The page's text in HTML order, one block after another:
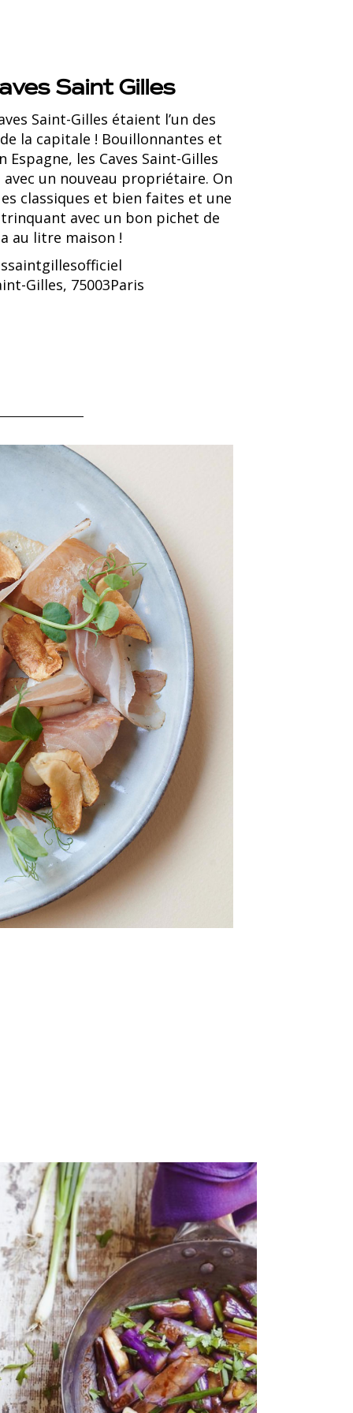
Saint Gilles
Saint-Gilles étaient l’un des
la capitale ! Bouillonnantes et
les Caves Saint-Gilles
un nouveau propriétaire. On
classiques et bien faites et une
avec un bon pichet de
au litre maison !
Gilles, 75003Paris